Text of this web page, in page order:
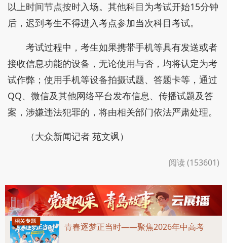
以上时间节点按时入场。其他科目为考试开始15分钟
后，迟到考生不得进入考点参加当次科目考试。
考试过程中，考生如果携带手机等具有发送或者
接收信息功能的设备，无论使用与否，均将认定为考
试作弊；使用手机等设备拍摄试题、答题卡等，通过
QQ、微信及其他网络平台发布信息、传播试题及答
案，涉嫌违法犯罪的，将由相关部门依法严肃处理。
（大众新闻记者 苑文飒）
阅读 (153601)
青春逐梦正当时——聚焦2026年中高考